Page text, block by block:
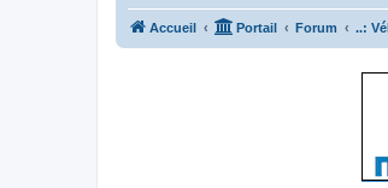
Accueil Portail Forum ..: